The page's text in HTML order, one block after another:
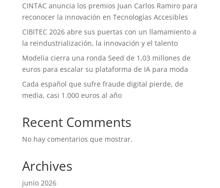
CINTAC anuncia los premios Juan Carlos Ramiro para
reconocer la innovación en Tecnologías Accesibles
CIBITEC 2026 abre sus puertas con un llamamiento a
la reindustrialización, la innovación y el talento
Modelia cierra una ronda Seed de 1,03 millones de
euros para escalar su plataforma de IA para moda
Cada español que sufre fraude digital pierde, de
media, casi 1.000 euros al año
Recent Comments
No hay comentarios que mostrar.
Archives
junio 2026